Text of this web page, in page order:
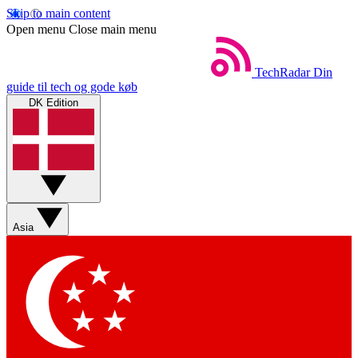
Skip to main content
Open menu Close main menu
TechRadar Din
guide til tech og gode køb
DK Edition
Asia